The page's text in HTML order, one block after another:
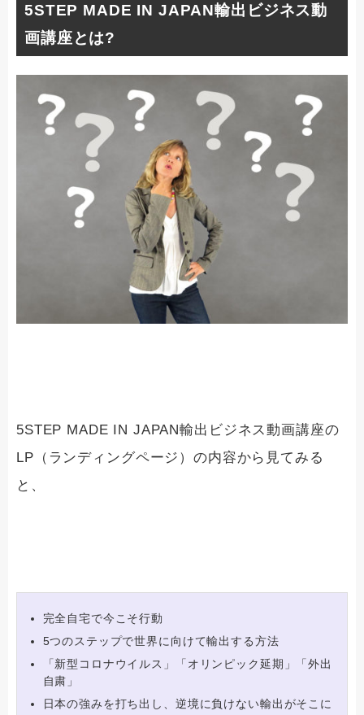
5STEP MADE IN JAPAN輸出ビジネス動
画講座とは?
5STEP MADE IN JAPAN輸出ビジネス動画講座の
LP（ランディングページ）の内容から見てみる
と、
完全自宅で今こそ行動
5つのステップで世界に向けて輸出する方法
「新型コロナウイルス」「オリンピック延期」「外出
自粛」
日本の強みを打ち出し、逆境に負けない輸出がそこに